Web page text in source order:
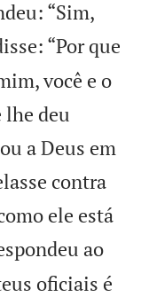
“Sim,
“Por que
você e o
lhe deu
a Deus em
contra
ele está
ao
oficiais é